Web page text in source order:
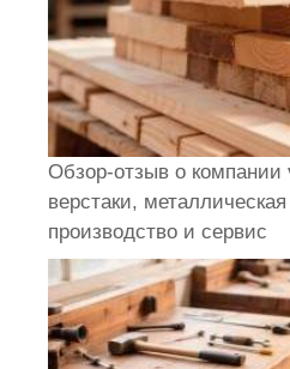
Обзор-отзыв о компании
верстаки,
производство и сервис